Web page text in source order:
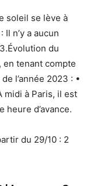
soleil se lève à
Il n’y a aucun
du
en tenant compte
l’année 2023 : •
midi à Paris, il est
heure d’avance.
du 29/10 : 2